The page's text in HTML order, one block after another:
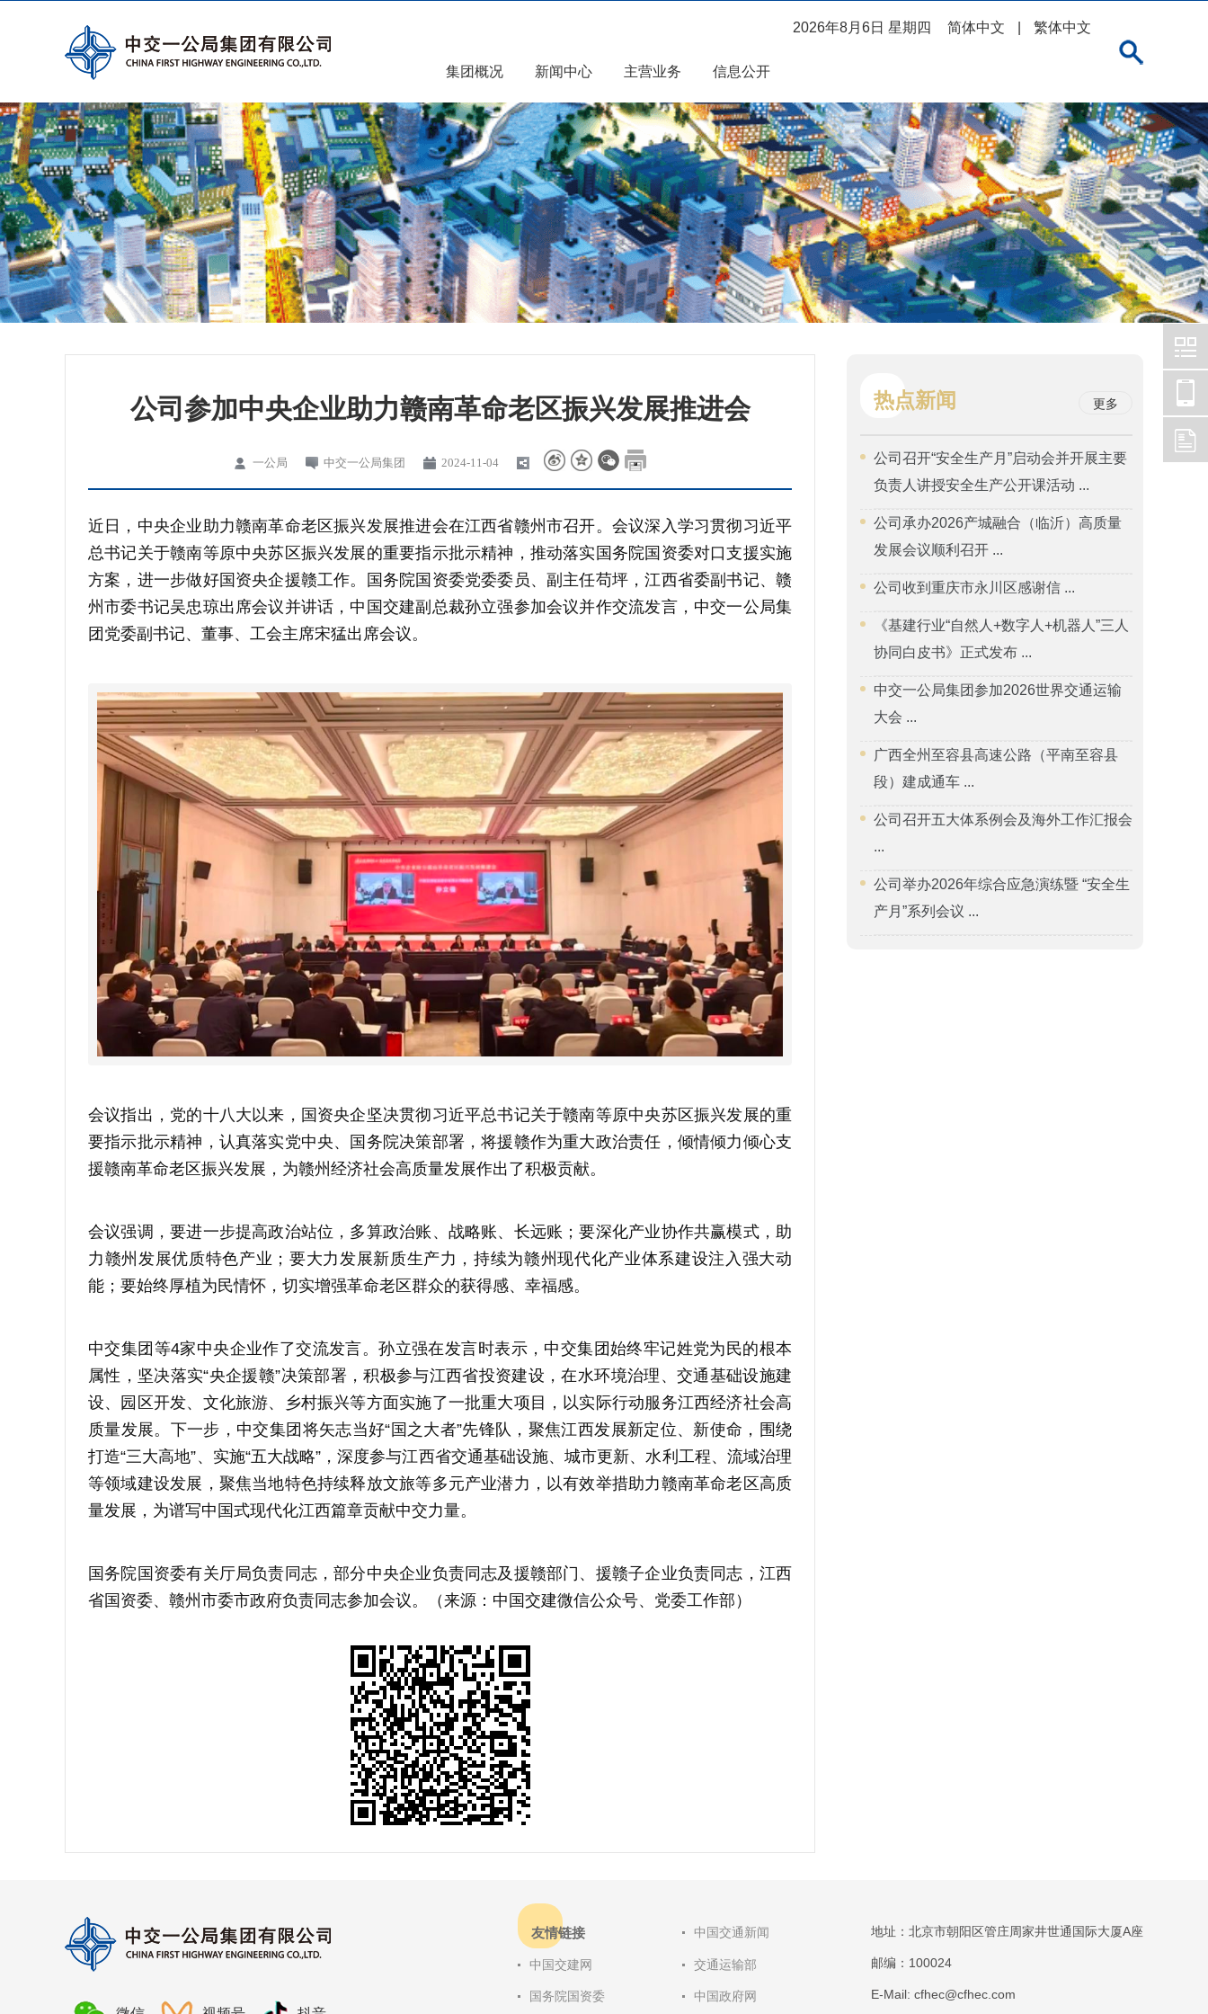
2026年8月6日 星期四 简体中文 繁体中文
集团概况 新闻中心 主营业务 信息公开
公司参加中央企业助力赣南革命老区振兴发展推进会
一公局 中交一公局集团 2024-11-04
近日，中央企业助力赣南革命老区振兴发展推进会在江西省赣州市召开。会议深入学习贯彻习近平
总书记关于赣南等原中央苏区振兴发展的重要指示批示精神，推动落实国务院国资委对口支援实施
方案，进一步做好国资央企援赣工作。国务院国资委党委委员、副主任苟坪，江西省委副书记、赣
州市委书记吴忠琼出席会议并讲话，中国交建副总裁孙立强参加会议并作交流发言，中交一公局集
团党委副书记、董事、工会主席宋猛出席会议。
会议指出，党的十八大以来，国资央企坚决贯彻习近平总书记关于赣南等原中央苏区振兴发展的重
要指示批示精神，认真落实党中央、国务院决策部署，将援赣作为重大政治责任，倾情倾力倾心支
援赣南革命老区振兴发展，为赣州经济社会高质量发展作出了积极贡献。
会议强调，要进一步提高政治站位，多算政治账、战略账、长远账；要深化产业协作共赢模式，助
力赣州发展优质特色产业；要大力发展新质生产力，持续为赣州现代化产业体系建设注入强大动
能；要始终厚植为民情怀，切实增强革命老区群众的获得感、幸福感。
中交集团等4家中央企业作了交流发言。孙立强在发言时表示，中交集团始终牢记姓党为民的根本
属性，坚决落实“央企援赣”决策部署，积极参与江西省投资建设，在水环境治理、交通基础设施建
设、园区开发、文化旅游、乡村振兴等方面实施了一批重大项目，以实际行动服务江西经济社会高
质量发展。下一步，中交集团将矢志当好“国之大者”先锋队，聚焦江西发展新定位、新使命，围绕
打造“三大高地”、实施“五大战略”，深度参与江西省交通基础设施、城市更新、水利工程、流域治理
等领域建设发展，聚焦当地特色持续释放文旅等多元产业潜力，以有效举措助力赣南革命老区高质
量发展，为谱写中国式现代化江西篇章贡献中交力量。
国务院国资委有关厅局负责同志，部分中央企业负责同志及援赣部门、援赣子企业负责同志，江西
省国资委、赣州市委市政府负责同志参加会议。（来源：中国交建微信公众号、党委工作部）
热点新闻 更多
公司召开“安全生产月”启动会并开展主要
负责人讲授安全生产公开课活动 ...
公司承办2026产城融合（临沂）高质量
发展会议顺利召开 ...
公司收到重庆市永川区感谢信 ...
《基建行业“自然人+数字人+机器人”三人
协同白皮书》正式发布 ...
中交一公局集团参加2026世界交通运输
大会 ...
广西全州至容县高速公路（平南至容县
段）建成通车 ...
公司召开五大体系例会及海外工作汇报会
...
公司举办2026年综合应急演练暨 “安全生
产月”系列会议 ...
友情链接 中国交通新闻
中国交建网 交通运输部
国务院国资委 中国政府网
地址：北京市朝阳区管庄周家井世通国际大厦A座
邮编：100024
E-Mail: cfhec@cfhec.com